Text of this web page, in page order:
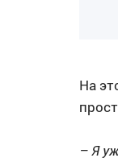
На
– Я